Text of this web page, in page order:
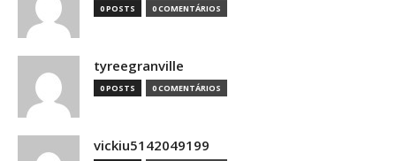
0 POSTS 0 COMENTÁRIOS
tyreegranville
0 POSTS 0 COMENTÁRIOS
vickiu5142049199